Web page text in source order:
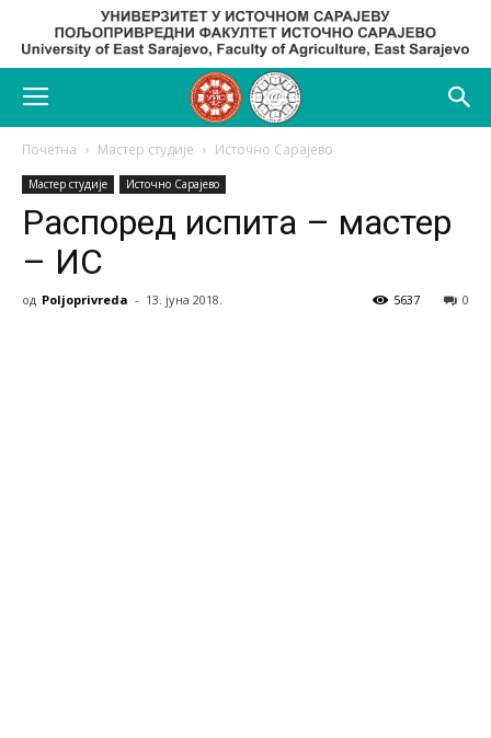
Почетна Мастер студије Источно Сарајево
Мастер студије Источно Сарајево
Распоред испита – мастер
– ИС
од Poljoprivreda - 13. јуна 2018. 0
5637